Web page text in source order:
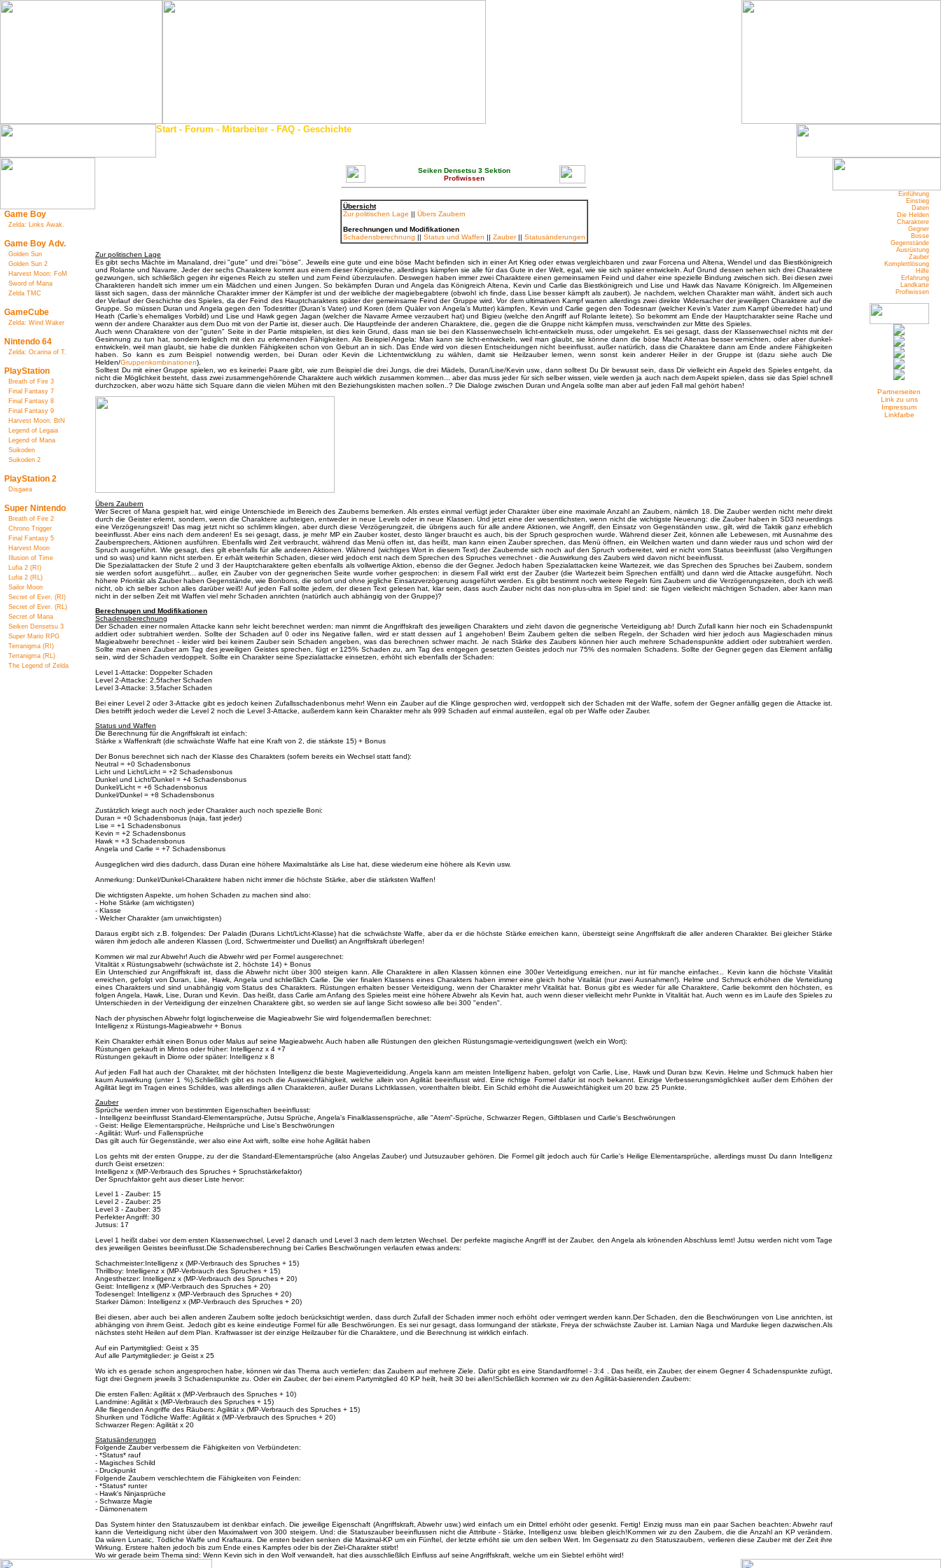
Start- Forum - Mitarbeiter - FAQ - Geschichte
Game Boy
Zelda: Links Awak.
Game Boy Adv.
Golden Sun
Golden Sun 2
Harvest Moon: FoM
Sword of Mana
Zelda TMC
GameCube
Zelda: Wind Waker
Nintendo 64
Zelda: Ocarina of T.
PlayStation
Breath of Fire 3
Final Fantasy 7
Final Fantasy 8
Final Fantasy 9
Harvest Moon: BtN
Legend of Legaia
Legend of Mana
Suikoden
Suikoden 2
PlayStation 2
Disgaea
Super Nintendo
Breath of Fire 2
Chrono Trigger
Final Fantasy 5
Harvest Moon
Illusion of Time
Lufia 2 (RI)
Lufia 2 (RL)
Sailor Moon
Secret of Ever. (RI)
Secret of Ever. (RL)
Secret of Mana
Seiken Densetsu 3
Super Mario RPG
Terranigma (RI)
Terranigma (RL)
The Legend of Zelda
Seiken Densetsu 3 Sektion
Profiwissen
Übersicht
Zur politischen Lage || Übers Zaubern
Berechnungen und Modifikationen
Schadensberechnung || Status und Waffen || Zauber|| Statusänderungen
Zur politischen Lage
Es gibt sechs Mächte im Manaland, drei "gute" und drei "böse". Jeweils eine gute und eine böse Macht befinden sich in einer Art Krieg oder etwas vergleichbaren und zwar Forcena und Altena, Wendel und das Biestkönigreich
und Rolante und Navarre. Jeder der sechs Charaktere kommt aus einem dieser Königreiche, allerdings kämpfen sie alle für das Gute in der Welt, egal, wie sie sich später entwickeln. Auf Grund dessen sehen sich drei Charaktere
gezwungen, sich schließlich gegen ihr eigenes Reich zu stellen und zum Feind überzulaufen. Deswegen haben immer zwei Charaktere einen gemeinsamen Feind und daher eine spezielle Bindung zwischen sich. Bei diesen zwei
Charakteren handelt sich immer um ein Mädchen und einen Jungen. So bekämpfen Duran und Angela das Königreich Altena, Kevin und Carlie das Biestkönigreich und Lise und Hawk das Navarre Königreich. Im Allgemeinen
lässt sich sagen, dass der männliche Charakter immer der Kämpfer ist und der weibliche der magiebegabtere (obwohl ich finde, dass Lise besser kämpft als zaubert). Je nachdem, welchen Charakter man wählt, ändert sich auch
der Verlauf der Geschichte des Spieles, da der Feind des Hauptcharakters später der gemeinsame Feind der Gruppe wird. Vor dem ultimativen Kampf warten allerdings zwei direkte Widersacher der jeweiligen Charaktere auf die
Gruppe. So müssen Duran und Angela gegen den Todesritter (Duran’s Vater) und Koren (dem Quäler von Angela’s Mutter) kämpfen, Kevin und Carlie gegen den Todesnarr (welcher Kevin’s Vater zum Kampf überredet hat) und
Heath (Carlie’s ehemaliges Vorbild) und Lise und Hawk gegen Jagan (welcher die Navarre Armee verzaubert hat) und Bigieu (welche den Angriff auf Rolante leitete). So bekommt am Ende der Hauptcharakter seine Rache und
wenn der andere Charakter aus dem Duo mit von der Partie ist, dieser auch. Die Hauptfeinde der anderen Charaktere, die, gegen die die Gruppe nicht kämpfen muss, verschwinden zur Mitte des Spieles.
Auch wenn Charaktere von der "guten" Seite in der Partie mitspielen, ist dies kein Grund, dass man sie bei den Klassenwechseln licht-entwickeln muss, oder umgekehrt. Es sei gesagt, dass der Klassenwechsel nichts mit der
Gesinnung zu tun hat, sondern lediglich mit den zu erlernenden Fähigkeiten. Als Beispiel Angela: Man kann sie licht-entwickeln, weil man glaubt, sie könne dann die böse Macht Altenas besser vernichten, oder aber dunkel-
entwickeln, weil man glaubt, sie habe die dunklen Fähigkeiten schon von Geburt an in sich. Das Ende wird von diesen Entscheidungen nicht beeinflusst, außer natürlich, dass die Charaktere dann am Ende andere Fähigkeiten
haben. So kann es zum Beispiel notwendig werden, bei Duran oder Kevin die Lichtentwicklung zu wählen, damit sie Heilzauber lernen, wenn sonst kein anderer Heiler in der Gruppe ist (dazu siehe auch Die
Helden/Gruppenkombinationen).
Solltest Du mit einer Gruppe spielen, wo es keinerlei Paare gibt, wie zum Beispiel die drei Jungs, die drei Mädels, Duran/Lise/Kevin usw., dann solltest Du Dir bewusst sein, dass Dir vielleicht ein Aspekt des Spieles entgeht, da
nicht die Möglichkeit besteht, dass zwei zusammengehörende Charaktere auch wirklich zusammen kommen... aber das muss jeder für sich selber wissen, viele werden ja auch nach dem Aspekt spielen, dass sie das Spiel schnell
durchzocken, aber wozu hätte sich Square dann die vielen Mühen mit den Beziehungskisten machen sollen..? Die Dialoge zwischen Duran und Angela sollte man aber auf jeden Fall mal gehört haben!
Übers Zaubern
Wer Secret of Mana gespielt hat, wird einige Unterschiede im Bereich des Zauberns bemerken. Als erstes einmal verfügt jeder Charakter über eine maximale Anzahl an Zaubern, nämlich 18. Die Zauber werden nicht mehr direkt
durch die Geister erlernt, sondern, wenn die Charaktere aufsteigen, entweder in neue Levels oder in neue Klassen. Und jetzt eine der wesentlichsten, wenn nicht die wichtigste Neuerung: die Zauber haben in SD3 neuerdings
eine Verzögerungszeit! Das mag jetzt nicht so schlimm klingen, aber durch diese Verzögerungzeit, die übrigens auch für alle andere Aktionen, wie Angriff, den Einsatz von Gegenständen usw., gilt, wird die Taktik ganz erheblich
beeinflusst. Aber eins nach dem anderen! Es sei gesagt, dass, je mehr MP ein Zauber kostet, desto länger braucht es auch, bis der Spruch gesprochen wurde. Während dieser Zeit, können alle Lebewesen, mit Ausnahme des
Zaubersprechers, Aktionen ausführen. Ebenfalls wird Zeit verbraucht, während das Menü offen ist, das heißt, man kann einen Zauber sprechen, das Menü öffnen, ein Weilchen warten und dann wieder raus und schon wird der
Spruch ausgeführt. Wie gesagt, dies gilt ebenfalls für alle anderen Aktionen. Während (wichtiges Wort in diesem Text) der Zaubernde sich noch auf den Spruch vorbereitet, wird er nicht vom Status beeinflusst (also Vergiftungen
und so was) und kann nicht sterben. Er erhält weiterhin Schaden, dieser wird jedoch erst nach dem Sprechen des Spruches verrechnet - die Auswirkung des Zaubers wird davon nicht beeinflusst.
Die Spezialattacken der Stufe 2 und 3 der Hauptcharaktere gelten ebenfalls als vollwertige Aktion, ebenso die der Gegner. Jedoch haben Spezialattacken keine Wartezeit, wie das Sprechen des Spruches bei Zaubern, sondern
sie werden sofort ausgeführt... außer, ein Zauber von der gegnerischen Seite wurde vorher gesprochen: in diesem Fall wirkt erst der Zauber (die Wartezeit beim Sprechen entfällt) und dann wird die Attacke ausgeführt. Noch
höhere Priorität als Zauber haben Gegenstände, wie Bonbons, die sofort und ohne jegliche Einsatzverzögerung ausgeführt werden. Es gibt bestimmt noch weitere Regeln fürs Zaubern und die Verzögerungszeiten, doch ich weiß
nicht, ob ich selber schon alles darüber weiß! Auf jeden Fall sollte jedem, der diesen Text gelesen hat, klar sein, dass auch Zauber nicht das non-plus-ultra im Spiel sind: sie fügen vielleicht mächtigen Schaden, aber kann man
nicht in der selben Zeit mit Waffen viel mehr Schaden anrichten (natürlich auch abhängig von der Gruppe)?
Berechnugen und Modifikationen
Schadensberechnung
Der Schaden einer normalen Attacke kann sehr leicht berechnet werden: man nimmt die Angriffskraft des jeweiligen Charakters und zieht davon die gegnerische Verteidigung ab! Durch Zufall kann hier noch ein Schadenspunkt
addiert oder subtrahiert werden. Sollte der Schaden auf 0 oder ins Negative fallen, wird er statt dessen auf 1 angehoben! Beim Zaubern gelten die selben Regeln, der Schaden wird hier jedoch aus Magieschaden minus
Magieabwehr berechnet - leider wird bei keinem Zauber sein Schaden angeben, was das berechnen schwer macht. Je nach Stärke des Zaubers können hier auch mehrere Schadenspunkte addiert oder subtrahiert werden.
Sollte man einen Zauber am Tag des jeweiligen Geistes sprechen, fügt er 125% Schaden zu, am Tag des entgegen gesetzten Geistes jedoch nur 75% des normalen Schadens. Sollte der Gegner gegen das Element anfällig
sein, wird der Schaden verdoppelt. Sollte ein Charakter seine Spezialattacke einsetzen, erhöht sich ebenfalls der Schaden:
Level 1-Attacke: Doppelter Schaden
Level 2-Attacke: 2,5facher Schaden
Level 3-Attacke: 3,5facher Schaden
Bei einer Level 2 oder 3-Attacke gibt es jedoch keinen Zufallsschadenbonus mehr! Wenn ein Zauber auf die Klinge gesprochen wird, verdoppelt sich der Schaden mit der Waffe, sofern der Gegner anfällig gegen die Attacke ist.
Dies betrifft jedoch weder die Level 2 noch die Level 3-Attacke, außerdem kann kein Charakter mehr als 999 Schaden auf einmal austeilen, egal ob per Waffe oder Zauber.
Status und Waffen
Die Berechnung für die Angriffskraft ist einfach:
Stärke x Waffenkraft (die schwächste Waffe hat eine Kraft von 2, die stärkste 15) + Bonus
Der Bonus berechnet sich nach der Klasse des Charakters (sofern bereits ein Wechsel statt fand):
Neutral = +0 Schadensbonus
Licht und Licht/Licht = +2 Schadensbonus
Dunkel und Licht/Dunkel = +4 Schadensbonus
Dunkel/Licht = +6 Schadensbonus
Dunkel/Dunkel = +8 Schadensbonus
Zustätzlich kriegt auch noch jeder Charakter auch noch spezielle Boni:
Duran = +0 Schadensbonus (naja, fast jeder)
Lise = +1 Schadensbonus
Kevin = +2 Schadensbonus
Hawk = +3 Schadensbonus
Angela und Carlie = +7 Schadensbonus
Ausgeglichen wird dies dadurch, dass Duran eine höhere Maximalstärke als Lise hat, diese wiederum eine höhere als Kevin usw.
Anmerkung: Dunkel/Dunkel-Charaktere haben nicht immer die höchste Stärke, aber die stärksten Waffen!
Die wichtigsten Aspekte, um hohen Schaden zu machen sind also:
- Hohe Stärke (am wichtigsten)
- Klasse
- Welcher Charakter (am unwichtigsten)
Daraus ergibt sich z.B. folgendes: Der Paladin (Durans Licht/Licht-Klasse) hat die schwächste Waffe, aber da er die höchste Stärke erreichen kann, übersteigt seine Angriffskraft die aller anderen Charakter. Bei gleicher Stärke
wären ihm jedoch alle anderen Klassen (Lord, Schwertmeister und Duellist) an Angriffskraft überlegen!
Kommen wir mal zur Abwehr! Auch die Abwehr wird per Formel ausgerechnet:
Vitalität x Rüstungsabwehr (schwächste ist 2, höchste 14) + Bonus
Ein Unterschied zur Angriffskraft ist, dass die Abwehr nicht über 300 steigen kann. Alle Charaktere in allen Klassen können eine 300er Verteidigung erreichen, nur ist für manche einfacher... Kevin kann die höchste Vitalität
erreichen, gefolgt von Duran, Lise, Hawk, Angela und schließlich Carlie. Die vier finalen Klassens eines Charakters haben immer eine gleich hohe Vitalität (nur zwei Ausnahmen!). Helme und Schmuck erhöhen die Verteidiung
eines Charakters und sind unabhängig vom Status des Charakters. Rüstungen erhalten besser Verteidigung, wenn der Charakter mehr Vitalität hat. Bonus gibt es wieder für alle Charaktere, Carlie bekommt den höchsten, es
folgen Angela, Hawk, Lise, Duran und Kevin. Das heißt, dass Carlie am Anfang des Spieles meist eine höhere Abwehr als Kevin hat, auch wenn dieser vielleicht mehr Punkte in Vitalität hat. Auch wenn es im Laufe des Spieles zu
Unterschieden in der Verteidigung der einzelnen Charaktere gibt, so werden sie auf lange Sicht sowieso alle bei 300 "enden".
Nach der physischen Abwehr folgt logischerweise die Magieabwehr Sie wird folgendermaßen berechnet:
Intelligenz x Rüstungs-Magieabwehr + Bonus
Kein Charakter erhält einen Bonus oder Malus auf seine Magieabwehr. Auch haben alle Rüstungen den gleichen Rüstungsmagie-verteidigungswert (welch ein Wort):
Rüstungen gekauft in Mintos oder früher: Intelligenz x 4 +7
Rüstungen gekauft in Diorre oder später: Intelligenz x 8
Auf jeden Fall hat auch der Charakter, mit der höchsten Intelligenz die beste Magieverteididung. Angela kann am meisten Intelligenz haben, gefolgt von Carlie, Lise, Hawk und Duran bzw. Kevin. Helme und Schmuck haben hier
kaum Auswirkung (unter 1 %).Schließlich gibt es noch die Ausweichfähigkeit, welche allein von Agilität beeinflusst wird. Eine richtige Formel dafür ist noch bekannt. Einzige Verbesserungsmöglichkeit außer dem Erhöhen der
Agilität liegt im Tragen eines Schildes, was allerdings allen Charakteren, außer Durans Lichtklassen, vorenthalten bleibt. Ein Schild erhöht die Ausweichfähigkeit um 20 bzw. 25 Punkte.
Zauber
Sprüche werden immer von bestimmten Eigenschaften beeinflusst:
- Intelligenz beeinflusst Standard-Elementarsprüche, Jutsu Sprüche, Angela's Finalklassensprüche, alle "Atem"-Sprüche, Schwarzer Regen, Giftblasen und Carlie's Beschwörungen
- Geist: Heilige Elementarsprüche, Heilsprüche und Lise's Beschwörungen
- Agilität: Wurf- und Fallensprüche
Das gilt auch für Gegenstände, wer also eine Axt wirft, sollte eine hohe Agilität haben
Los gehts mit der ersten Gruppe, zu der die Standard-Elementarsprüche (also Angelas Zauber) und Jutsuzauber gehören. Die Formel gilt jedoch auch für Carlie's Heilige Elementarsprüche, allerdings musst Du dann Intelligenz
durch Geist ersetzen:
Intelligenz x (MP-Verbrauch des Spruches + Spruchstärkefaktor)
Der Spruchfaktor geht aus dieser Liste hervor:
Level 1 - Zauber: 15
Level 2 - Zauber: 25
Level 3 - Zauber: 35
Perfekter Angriff: 30
Jutsus: 17
Level 1 heißt dabei vor dem ersten Klassenwechsel, Level 2 danach und Level 3 nach dem letzten Wechsel. Der perfekte magische Angriff ist der Zauber, den Angela als krönenden Abschluss lernt! Jutsu werden nicht vom Tage
des jeweiligen Geistes beeinflusst.Die Schadensberechnung bei Carlies Beschwörungen verlaufen etwas anders:
Schachmeister:Intelligenz x (MP-Verbrauch des Spruches + 15)
Thrillboy: Intelligenz x (MP-Verbrauch des Spruches + 15)
Angesthetzer: Intelligenz x (MP-Verbrauch des Spruches + 20)
Geist: Intelligenz x (MP-Verbrauch des Spruches + 20)
Todesengel: Intelligenz x (MP-Verbrauch des Spruches + 20)
Starker Dämon: Intelligenz x (MP-Verbrauch des Spruches + 20)
Bei diesen, aber auch bei allen anderen Zaubern sollte jedoch berücksichtigt werden, dass durch Zufall der Schaden immer noch erhöht oder verringert werden kann.Der Schaden, den die Beschwörungen von Lise anrichten, ist
abhänging von ihrem Geist. Jedoch gibt es keine eindeutige Formel für alle Beschwörungen. Es sei nur gesagt, dass Iormungand der stärkste, Freya der schwächste Zauber ist. Lamian Naga und Marduke liegen dazwischen.Als
nächstes steht Heilen auf dem Plan. Kraftwasser ist der einzige Heilzauber für die Charaktere, und die Berechnung ist wirklich einfach.
Auf ein Partymitglied: Geist x 35
Auf alle Partymitglieder: je Geist x 25
Wo ich es gerade schon angesprochen habe, können wir das Thema auch vertiefen: das Zaubern auf mehrere Ziele. Dafür gibt es eine Standardformel - 3:4 . Das heißt, ein Zauber, der einem Gegner 4 Schadenspunkte zufügt,
fügt drei Gegnern jeweils 3 Schadenspunkte zu. Oder ein Zauber, der bei einem Partymitglied 40 KP heilt, heilt 30 bei allen!Schließlich kommen wir zu den Agilität-basierenden Zaubern:
Die ersten Fallen: Agilität x (MP-Verbrauch des Spruches + 10)
Landmine: Agilität x (MP-Verbrauch des Spruches + 15)
Alle fliegenden Angriffe des Räubers: Agilität x (MP-Verbrauch des Spruches + 15)
Shuriken und Tödliche Waffe: Agilität x (MP-Verbrauch des Spruches + 20)
Schwarzer Regen: Agilität x 20
Statusänderungen
Folgende Zauber verbessern die Fähigkeiten von Verbündeten:
- *Status* rauf
- Magisches Schild
- Druckpunkt
Folgende Zaubern verschlechtern die Fähigkeiten von Feinden:
- *Status* runter
- Hawk's Ninjasprüche
- Schwarze Magie
- Dämonenatem
Das System hinter den Statuszaubern ist denkbar einfach. Die jeweilige Eigenschaft (Angriffskraft, Abwehr usw.) wird einfach um ein Drittel erhöht oder gesenkt. Fertig! Einzig muss man ein paar Sachen beachten: Abwehr rauf
kann die Verteidigung nicht über den Maximalwert von 300 steigern. Und: die Statuszauber beeinflussen nicht die Attribute - Stärke, Intelligenz usw. bleiben gleich!Kommen wir zu den Zaubern, die die Anzahl an KP verändern.
Da wären Lunatic, Tödliche Waffe und Kraftaura. Die ersten beiden senken die Maximal-KP um ein Fünftel, der letzte erhöht sie um den selben Wert. Im Gegensatz zu den Statuszaubern, verlieren diese Zauber mit der Zeit ihre
Wirkung. Erstere halten jedoch bis zum Ende eines Kampfes oder bis der Ziel-Charakter stirbt!
Wo wir gerade beim Thema sind: Wenn Kevin sich in den Wolf verwandelt, hat dies ausschließlich Einfluss auf seine Angriffskraft, welche um ein Siebtel erhöht wird!
Einführung
Einstieg
Daten
Die Helden
Charaktere
Gegner
Bosse
Gegenstände
Ausrüstung
Zauber
Komplettlösung
Hilfe
Erfahrung
Landkarte
Profiwissen
Partnerseiten
Link zu uns
Impressum
Linkfarbe